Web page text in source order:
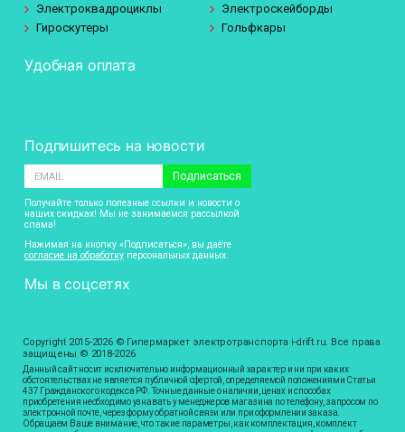
Электроквадроциклы
Электроскейборды
Гироскутеры
Гольфкары
Удобная оплата
Подпишитесь на новости
Подписаться
Получайте только полезные ссылки и новости о
наших скидках! Мы не занимаемся рассылкой
спама!
Нажимая на кнопку «Подписаться», вы даёте
согласие на обработку персональных данных.
Мы в соцсетях
Copyright 2015-2026 © Гипермаркет электротранспорта i-drift.ru. Все права
защищены © 2018-2026
Данный сайт носит исключительно информационный характер и ни при каких
обстоятельствах не является публичной офертой, определяемой положениями Статьи
437 Гражданского кодекса РФ. Точные данные о наличии, ценах и способах
приобретения необходимо узнавать у менеджеров магазина по телефону, запросом по
электронной почте, через форму обратной связи или при оформлении заказа.
Обращаем Ваше внимание, что такие параметры, как комплектация, комплект